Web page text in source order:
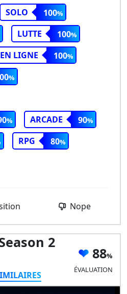
SOLO
100
LUTTE
100
EN LIGNE
100
ARCADE
90
RPG
80
Nope
2
88
ÉVALUATION